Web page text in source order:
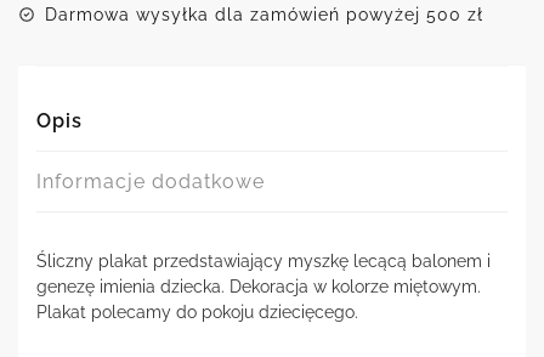
Darmowa wysyłka dla zamówień powyżej 500 zł
Opis
Informacje dodatkowe
Śliczny plakat przedstawiający myszkę lecącą balonem i
genezę imienia dziecka. Dekoracja w kolorze miętowym.
Plakat polecamy do pokoju dziecięcego.